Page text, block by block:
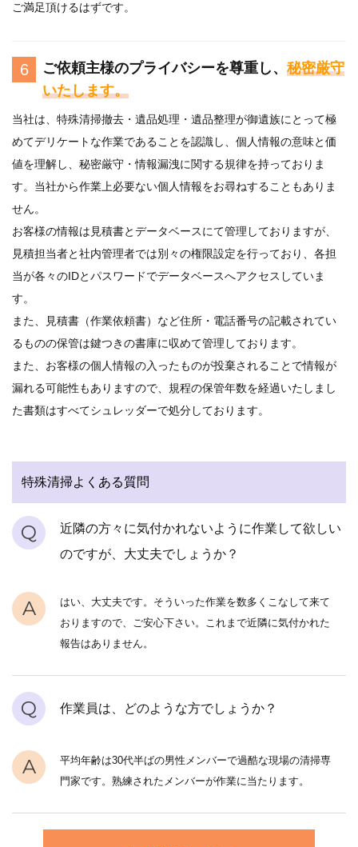
ご満足頂けるはずです。
6 ご依頼主様のプライバシーを尊重し、 秘密厳守
いたします。
当社は、特殊清掃撤去・遺品処理・遺品整理が御遺族にとって極
めてデリケートな作業であることを認識し、個人情報の意味と価
値を理解し、秘密厳守・情報漏洩に関する規律を持っておりま
す。当社から作業上必要ない個人情報をお尋ねすることもありま
せん。
お客様の情報は見積書とデータベースにて管理しておりますが、
見積担当者と社内管理者では別々の権限設定を行っており、各担
当が各々のIDとパスワードでデータベースへアクセスしていま
す。
また、見積書（作業依頼書）など住所・電話番号の記載されてい
るものの保管は鍵つきの書庫に収めて管理しております。
また、お客様の個人情報の入ったものが投棄されることで情報が
漏れる可能性もありますので、規程の保管年数を経過いたしまし
た書類はすべてシュレッダーで処分しております。
特殊清掃よくある質問
Q
近隣の方々に気付かれないように作業して欲しい
のですが、大丈夫でしょうか？
A
はい、大丈夫です。そういった作業を数多くこなして来て
おりますので、ご安心下さい。これまで近隣に気付かれた
報告はありません。
Q 作業員は、どのような方でしょうか？
A
平均年齢は30代半ばの男性メンバーで過酷な現場の清掃専
門家です。熟練されたメンバーが作業に当たります。